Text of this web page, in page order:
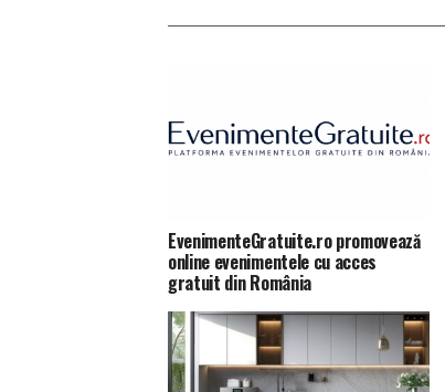
EvenimenteGratuite.ro promovează
online evenimentele cu acces
gratuit din România